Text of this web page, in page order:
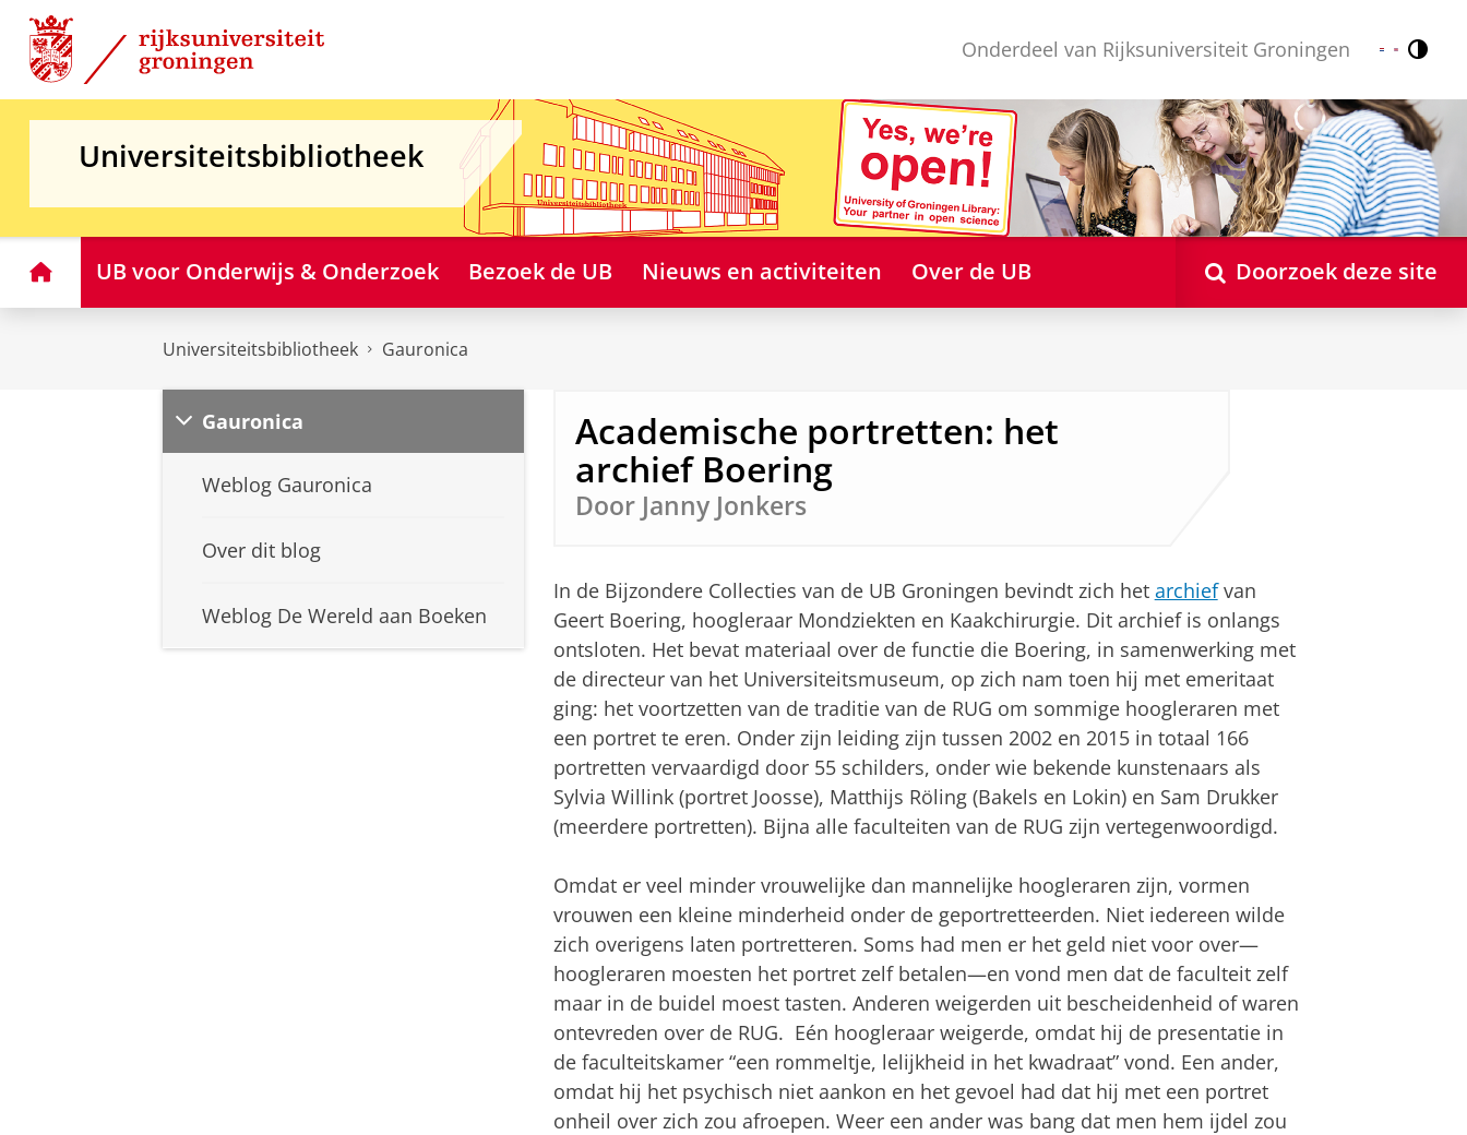
Skip
Content
Skip
Navigation
Onderdeel van Rijksuniversiteit Groningen Nederlands
English
Universiteitsbibliotheek
HomeUB voor Onderwijs & Onderzoek Bezoek de UB Nieuws en activiteiten Over de UB Doorzoek deze site
Universiteitsbibliotheek Gauronica
Gauronica
Weblog Gauronica
Over dit blog
Weblog De Wereld aan Boeken
Academische portretten: het
archief Boering
Door Janny Jonkers
In de Bijzondere Collecties van de UB Groningen bevindt zich het archiefvan
Geert Boering, hoogleraar Mondziekten en Kaakchirurgie. Dit archief is onlangs
ontsloten. Het bevat materiaal over de functie die Boering, in samenwerking met
de directeur van het Universiteitsmuseum, op zich nam toen hij met emeritaat
ging: het voortzetten van de traditie van de RUG om sommige hoogleraren met
een portret te eren. Onder zijn leiding zijn tussen 2002 en 2015 in totaal 166
portretten vervaardigd door 55 schilders, onder wie bekende kunstenaars als
Sylvia Willink (portret Joosse), Matthijs Röling (Bakels en Lokin) en Sam Drukker
(meerdere portretten). Bijna alle faculteiten van de RUG zijn vertegenwoordigd.
Omdat er veel minder vrouwelijke dan mannelijke hoogleraren zijn, vormen
vrouwen een kleine minderheid onder de geportretteerden. Niet iedereen wilde
zich overigens laten portretteren. Soms had men er het geld niet voor over—
hoogleraren moesten het portret zelf betalen—en vond men dat de faculteit zelf
maar in de buidel moest tasten. Anderen weigerden uit bescheidenheid of waren
ontevreden over de RUG. Eén hoogleraar weigerde, omdat hij de presentatie in
de faculteitskamer “een rommeltje, lelijkheid in het kwadraat” vond. Een ander,
omdat hij het psychisch niet aankon en het gevoel had dat hij met een portret
onheil over zich zou afroepen. Weer een ander was bang dat men hem ijdel zou